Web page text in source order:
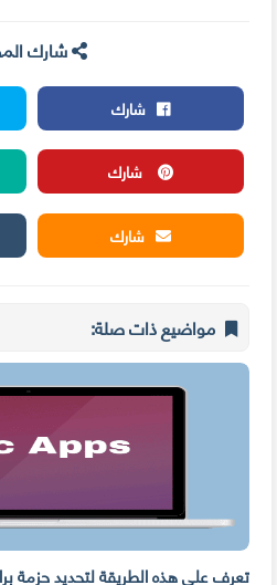
شارك
شارك
شارك
شارك
مواضيع ذات صلة: